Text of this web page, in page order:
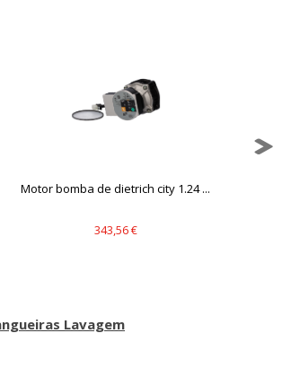
Motor bomba de dietrich city 1.24 ...
343,56 €
Lavagem
nuestra